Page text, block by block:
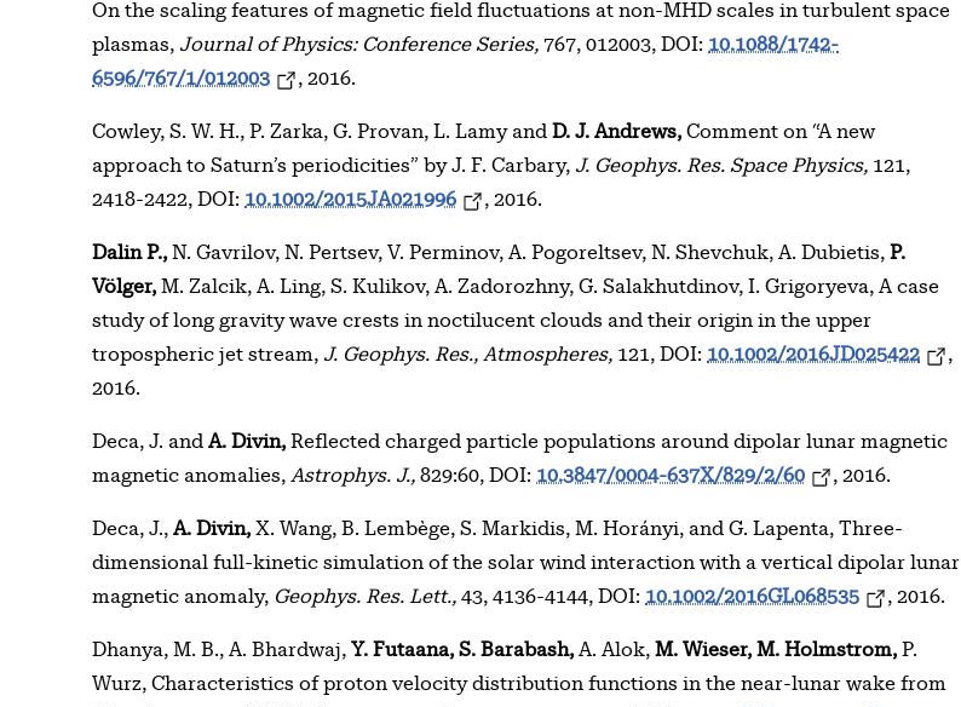
On the scaling features of magnetic field fluctuations at non-MHD scales in turbulent space
plasmas, Journal of Physics: Conference Series, 767, 012003, DOI: 10.1088/1742-
6596/767/1/012003
, 2016.
Cowley, S. W. H., P. Zarka, G. Provan, L. Lamy and D. J. Andrews, Comment on “A new
approach to Saturn’s periodicities” by J. F. Carbary, J. Geophys. Res. Space Physics, 121,
2418-2422, DOI: 10.1002/2015JA021996 , 2016.
Dalin P., N. Gavrilov, N. Pertsev, V. Perminov, A. Pogoreltsev, N. Shevchuk, A. Dubietis, P.
Völger, M. Zalcik, A. Ling, S. Kulikov, A. Zadorozhny, G. Salakhutdinov, I. Grigoryeva, A case
study of long gravity wave crests in noctilucent clouds and their origin in the upper
tropospheric jet stream, J. Geophys. Res., Atmospheres, 121, DOI: 10.1002/2016JD025422
,
2016.
Deca, J. and A. Divin, Reflected charged particle populations around dipolar lunar magnetic
magnetic anomalies, Astrophys. J., 829:60, DOI: 10.3847/0004-637X/829/2/60 , 2016.
Deca, J., A. Divin, X. Wang, B. Lembège, S. Markidis, M. Horányi, and G. Lapenta, Three-
dimensional full-kinetic simulation of the solar wind interaction with a vertical dipolar lunar
magnetic anomaly, Geophys. Res. Lett., 43, 4136-4144, DOI: 10.1002/2016GL068535 , 2016.
Dhanya, M. B., A. Bhardwaj, Y. Futaana, S. Barabash, A. Alok, M. Wieser, M. Holmstrom, P.
Wurz, Characteristics of proton velocity distribution functions in the near-lunar wake from